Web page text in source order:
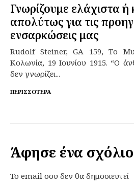
Γνωρίζουμε ελάχιστα ή
απολύτως για τις
ενσαρκώσεις μας
Rudolf Steiner, GA 159, Το
Κολωνία, 19 Ιουνίου 1915. “Ο
δεν γνωρίζει...
ΠΕΡΙΣΣΌΤΕΡΑ
Άφησε ένα σχόλιο
To email σου δεν θα δημοσιευτεί